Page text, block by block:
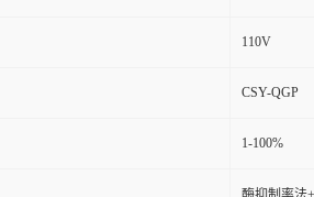
110V
CSY-QGP
1-100%